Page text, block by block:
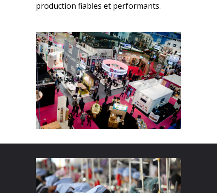
production fiables et performants.